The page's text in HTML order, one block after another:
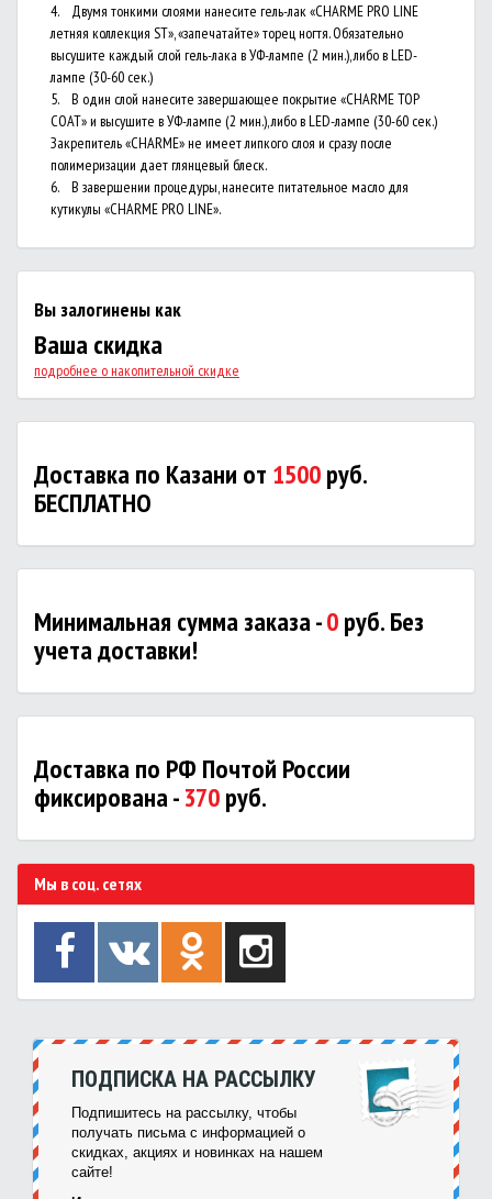
4. Двумя тонкими слоями нанесите гель-лак «CHARME PRO LINE
летняя коллекция ST», «запечатайте» торец ногтя. Обязательно
высушите каждый слой гель-лака в УФ-лампе (2 мин.), либо в LED-
лампе (30-60 сек.)
5. В один слой нанесите завершающее покрытие «CHARME TOP
COAT» и высушите в УФ-лампе (2 мин.), либо в LED-лампе (30-60 сек.)
Закрепитель «CHARME» не имеет липкого слоя и сразу после
полимеризации дает глянцевый блеск.
6. В завершении процедуры, нанесите питательное масло для
кутикулы «CHARME PRO LINE».
Вы залогинены как
Ваша скидка
подробнее о накопительной скидке
Доставка по Казани от 1500руб.
БЕСПЛАТНО
Минимальная сумма заказа -0руб. Без
учета доставки!
Доставка по РФ Почтой России
фиксирована -370руб.
Мы в соц. сетях
ПОДПИСКА НА РАССЫЛКУ
Подпишитесь на рассылку, чтобы
получать письма с информацией о
скидках, акциях и новинках на нашем
сайте!